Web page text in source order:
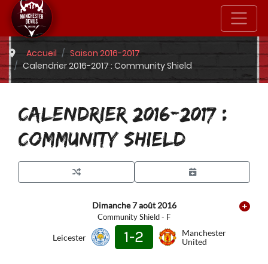
Accueil
Saison 2016-2017
Calendrier 2016-2017 : Community Shield
CALENDRIER 2016-2017 :
COMMUNITY SHIELD
Dimanche 7 août 2016
Community Shield - F
Leicester 1-2
Manchester
United